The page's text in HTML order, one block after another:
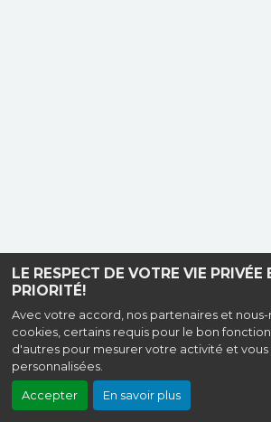
LE RESPECT DE VOTRE VIE PRIVÉE
PRIORITÉ!
Avec votre accord, nos partenaires et
cookies, certains requis pour le bon
d'autres pour mesurer votre activité et
personnalisées.
Accepter En savoir plus